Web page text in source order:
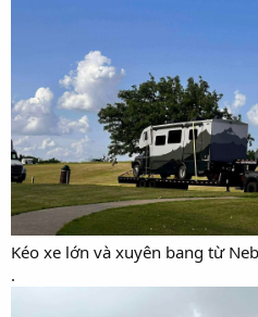
Kéo xe lớn và xuyên bang từ
.